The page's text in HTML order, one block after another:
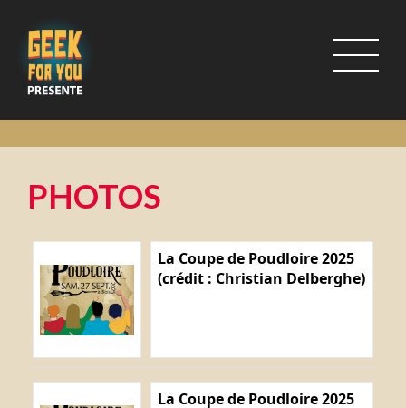
PHOTOS
La Coupe de Poudloire 2025
(crédit : Christian Delberghe)
La Coupe de Poudloire 2025